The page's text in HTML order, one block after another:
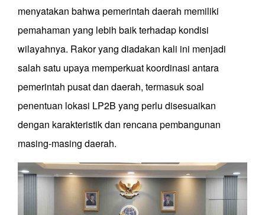
menyatakan bahwa pemerintah daerah memiliki
pemahaman yang lebih baik terhadap kondisi
wilayahnya. Rakor yang diadakan kali ini menjadi
salah satu upaya memperkuat koordinasi antara
pemerintah pusat dan daerah, termasuk soal
penentuan lokasi LP2B yang perlu disesuaikan
dengan karakteristik dan rencana pembangunan
masing-masing daerah.